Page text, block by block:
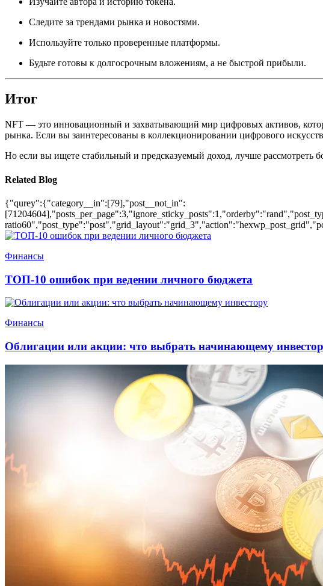
Следите за трендами рынка и новостями.
Используйте только проверенные платформы.
Будьте готовы к долгосрочным вложениям, а не быстрой прибыли.
Итог
NFT — это инновационный и захватывающий мир цифровых активов,
рынка. Если вы заинтересованы в коллекционировании цифрового
Но если вы ищете стабильный и предсказуемый доход, лучше рассмотреть
Related Blog
{"qurey":{"category__in":[79],"post__not_in":
Финансы
ТОП-10 ошибок при ведении личного бюджета
Финансы
Облигации или акции: что выбрать начинающему